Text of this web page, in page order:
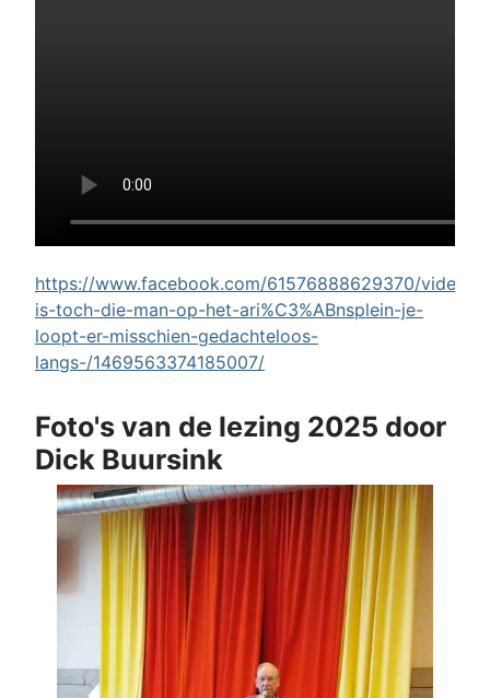
https://www.facebook.com/61576888629370/videos/
is-toch-die-man-op-het-ari%C3%ABnsplein-je-
loopt-er-misschien-gedachteloos-
langs-/1469563374185007/
Foto's van de lezing 2025 door
Dick Buursink